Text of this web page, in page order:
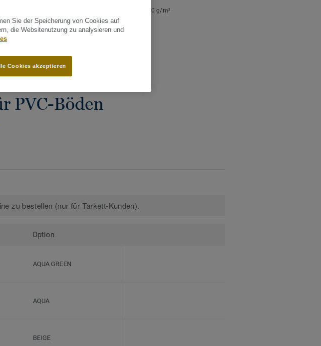
Varianten zur
15 g/m², 0 g/m²
Länge:50 m
Stück pro Pack:
PVC-Böden
zu bestellen (nur für Tarkett-Kunden).
Option
AQUA GREEN
AQUA
BEIGE
Sie der Speicherung von Cookies auf
die Websitenutzung zu analysieren und
Cookies akzeptieren